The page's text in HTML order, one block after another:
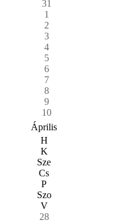
31
1
2
3
4
5
6
7
8
9
10
Április
H
K
Sze
Cs
P
Szo
V
28